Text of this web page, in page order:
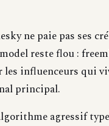
ne paie pas ses
reste flou :
les influenceurs qui
principal.
agressif